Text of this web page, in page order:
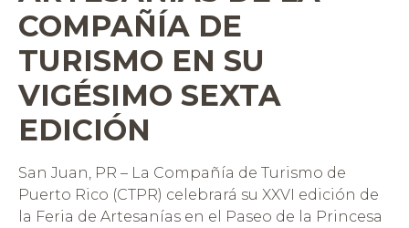
COMPAÑÍA DE
TURISMO EN SU
VIGÉSIMO SEXTA
EDICIÓN
San Juan, PR – La Compañía de Turismo de
Puerto Rico (CTPR) celebrará su XXVI edición de
la Feria de Artesanías en el Paseo de la Princesa